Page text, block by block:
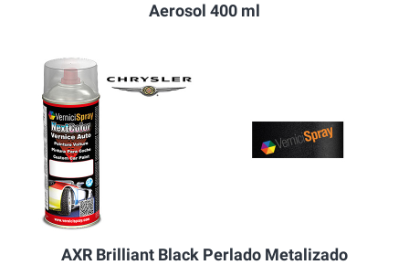
Aerosol 400 ml
AXR Brilliant Black Perlado Metalizado